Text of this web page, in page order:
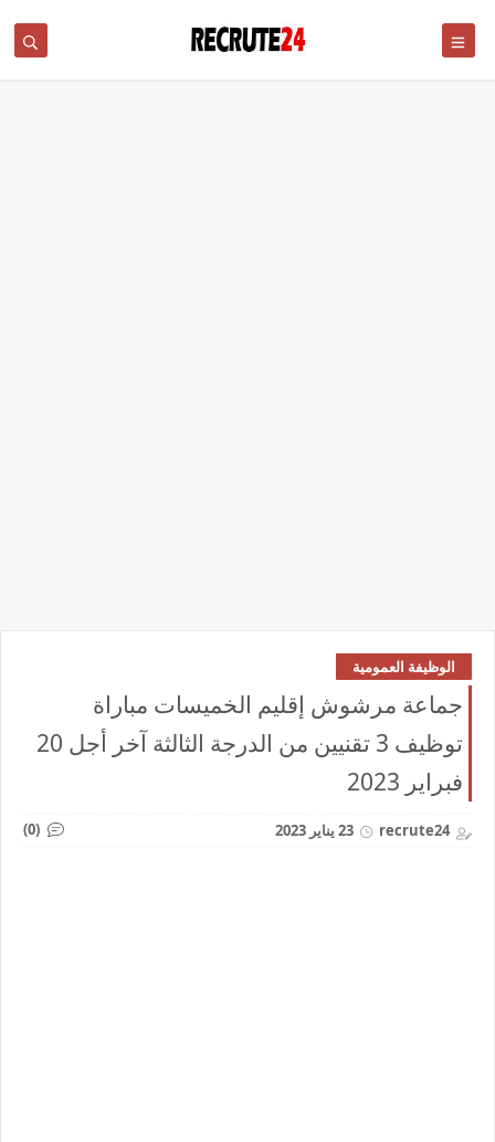
الوظيفة العمومية
جماعة مرشوش إقليم الخميسات مباراة
توظيف 3 تقنيين من الدرجة الثالثة آخر أجل 20
فبراير 2023
recrute24 23 يناير 2023 (0)